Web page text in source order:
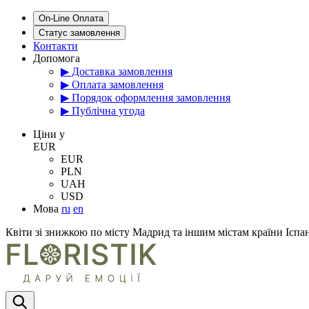
On-Line Оплата
Статус замовлення
Контакти
Допомога
▶ Доставка замовлення
▶ Оплата замовлення
▶ Порядок оформлення замовлення
▶ Публічна угода
Цiни у
EUR
EUR
PLN
UAH
USD
Мова ru en
Квіти зі знижкою по місту Мадрид та іншим містам країни